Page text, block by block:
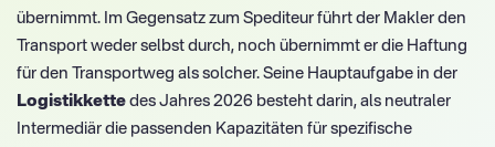
übernimmt. Im Gegensatz zum Spediteur führt der Makler den
Transport weder selbst durch, noch übernimmt er die Haftung
für den Transportweg als solcher. Seine Hauptaufgabe in der
Logistikkette des Jahres 2026 besteht darin, als neutraler
Intermediär die passenden Kapazitäten für spezifische